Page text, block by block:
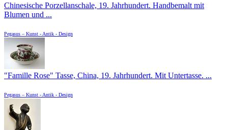
Chinesische Porzellanschale, 19. Jahrhundert. Handbemalt mit
Blumen und ...
Pegasus – Kunst - Antik - Design
"Famille Rose" Tasse, China, 19. Jahrhundert. Mit Untertasse. ...
Pegasus – Kunst - Antik - Design